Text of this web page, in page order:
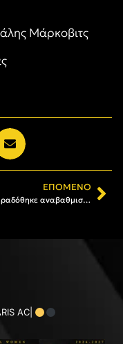
Μάρκοβιτς
ΕΠΌΜΕΝΟ
Παραδόθηκε αναβαθμισμένο το νέο πάρκο Αλκμήνης στη Χαριλάου παρουσία του δημάρχου Θεσσαλονίκης και εκπροσώπων του Α.Σ. ΑΡΗΣ
AC|